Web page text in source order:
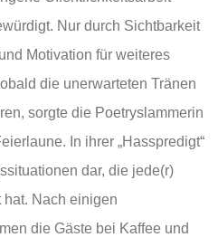
Nur durch Sichtbarkeit
Motivation für weiteres
die unerwarteten Tränen
sorgte die Poetryslammerin
In ihrer „Hasspredigt“
dar, die jede(r)
hat. Nach einigen
die Gäste bei Kaffee und